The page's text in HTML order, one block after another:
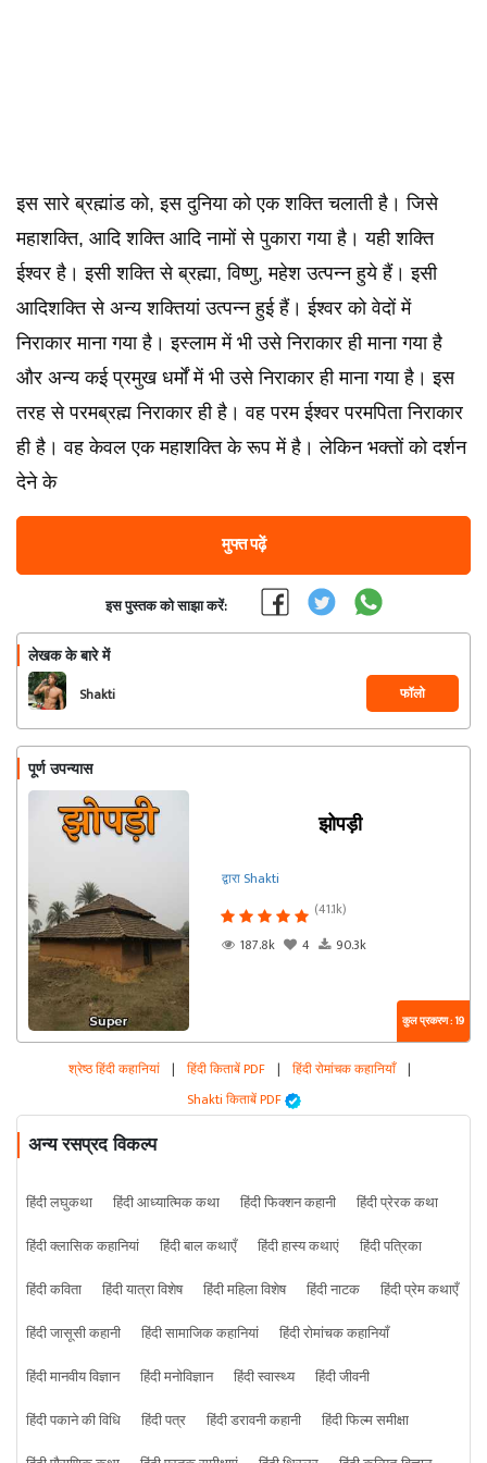
इस सारे ब्रह्मांड को, इस दुनिया को एक शक्ति चलाती है। जिसे
महाशक्ति, आदि शक्ति आदि नामों से पुकारा गया है। यही शक्ति
ईश्वर है। इसी शक्ति से ब्रह्मा, विष्णु, महेश उत्पन्न हुये हैं। इसी
आदिशक्ति से अन्य शक्तियां उत्पन्न हुई हैं। ईश्वर को वेदों में
निराकार माना गया है। इस्लाम में भी उसे निराकार ही माना गया है
और अन्य कई प्रमुख धर्मों में भी उसे निराकार ही माना गया है। इस
तरह से परमब्रह्म निराकार ही है। वह परम ईश्वर परमपिता निराकार
ही है। वह केवल एक महाशक्ति के रूप में है। लेकिन भक्तों को दर्शन
देने के
मुफ्त पढ़ें
इस पुस्तक को साझा करें:
लेखक के बारे में
Shakti फॉलो
पूर्ण उपन्यास
झोपड़ी
द्वारा Shakti
(41.1k)
187.8k
4 90.3k
कुल प्रकरण : 19
श्रेष्ठ हिंदी कहानियां | हिंदी किताबें PDF | हिंदी रोमांचक कहानियाँ |
Shakti किताबें PDF
अन्य रसप्रद विकल्प
हिंदी लघुकथा हिंदी आध्यात्मिक कथा हिंदी फिक्शन कहानी
हिंदी प्रेरक कथा
हिंदी क्लासिक कहानियां
हिंदी बाल कथाएँ हिंदी हास्य कथाएं
हिंदी पत्रिका
हिंदी कविता
हिंदी यात्रा विशेष हिंदी महिला विशेष हिंदी नाटक
हिंदी प्रेम कथाएँ
हिंदी जासूसी कहानी
हिंदी सामाजिक कहानियां
हिंदी रोमांचक कहानियाँ
हिंदी मानवीय विज्ञान
हिंदी मनोविज्ञान हिंदी स्वास्थ्य
हिंदी जीवनी
हिंदी पकाने की विधि
हिंदी पत्र हिंदी डरावनी कहानी
हिंदी फिल्म समीक्षा